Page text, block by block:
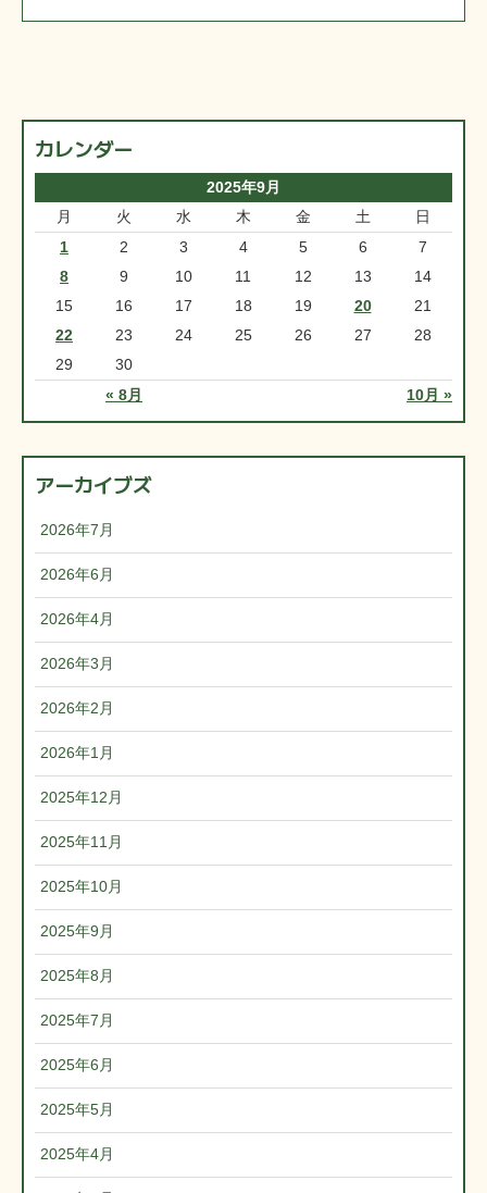
カレンダー
2025年9月
月
火 水 木 金 土 日
« 8月 10月 »
1 2 3 4 5 6
7
8
9 10 11 12 13
14
15
16 17 18 19 20
21
22
23 24 25 26 27
28
29
30
アーカイブズ
2026年7月
2026年6月
2026年4月
2026年3月
2026年2月
2026年1月
2025年12月
2025年11月
2025年10月
2025年9月
2025年8月
2025年7月
2025年6月
2025年5月
2025年4月